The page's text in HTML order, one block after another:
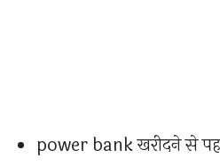
power bank खरीदने से